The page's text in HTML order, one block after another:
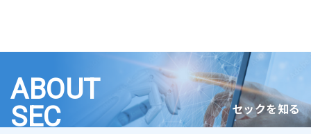
セックを知る
ABOUT
SEC